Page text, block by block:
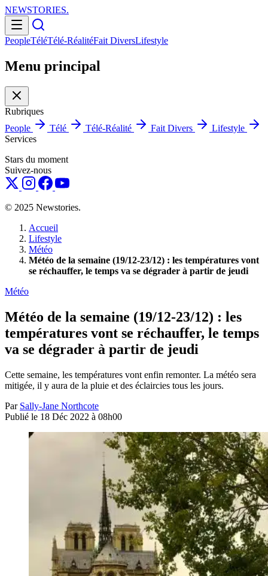
NEWSTORIES.
PeopleTéléTélé-RéalitéFait DiversLifestyle
Menu principal
Rubriques
People
Télé Télé-Réalité Fait Divers
Lifestyle
Services
Stars du moment
Suivez-nous
© 2025 Newstories.
Accueil
Lifestyle
Météo
Météo de la semaine (19/12-23/12) : les températures vont
se réchauffer, le temps va se dégrader à partir de jeudi
Météo
Météo de la semaine (19/12-23/12) : les
températures vont se réchauffer, le temps
va se dégrader à partir de jeudi
Cette semaine, les températures vont enfin remonter. La météo sera
mitigée, il y aura de la pluie et des éclaircies tous les jours.
Par Sally-Jane Northcote
Publié le 18 Déc 2022 à 08h00